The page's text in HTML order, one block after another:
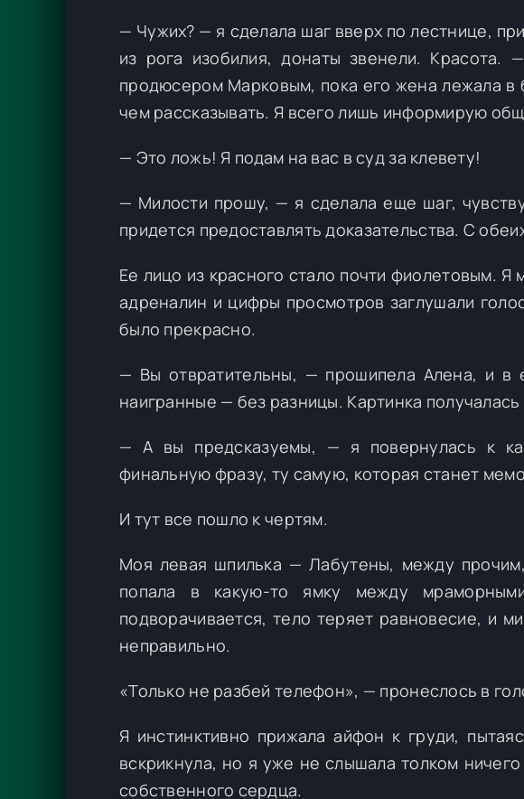
— Чужих? — я сделала шаг вверх по лестнице,
из рога изобилия, донаты звенели.
продюсером Марковым, пока его жена лежала
чем рассказывать. Я всего лишь информирую
— Это ложь! Я подам на вас в суд за клевету!
— Милости прошу, — я сделала еще шаг,
придется предоставлять доказательства. С
Ее лицо из красного стало почти фиолетовым.
адреналин и цифры просмотров заглушали
было прекрасно.
— Вы отвратительны, — прошипела Алена, и в
наигранные — без разницы. Картинка
— А вы предсказуемы, — я повернулась к
финальную фразу, ту самую, которая станет
И тут все пошло к чертям.
Моя левая шпилька — Лабутены, между
попала в какую-то ямку между
подворачивается, тело теряет равновесие, и
неправильно.
«Только не разбей телефон», — пронеслось в
Я инстинктивно прижала айфон к груди,
вскрикнула, но я уже не слышала толком
собственного сердца.